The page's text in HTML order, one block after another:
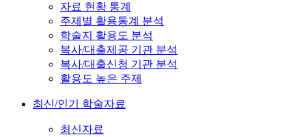
자료 현황 통계
주제별 활용통계 분석
학술지 활용도 분석
복사/대출제공 기관 분석
복사/대출신청 기관 분석
활용도 높은 주제
최신/인기 학술자료
최신자료